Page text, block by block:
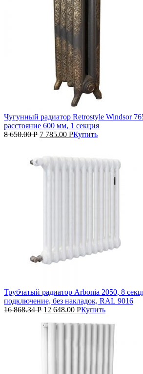
Чугунный радиатор Retrostyle Windsor
расстояние 600 мм, 1 секция
8 650.00Р 7 785.00 РКупить
Трубчатый радиатор Arbonia 2050, 8
подключение, без накладок, RAL 9016
16 868.34Р 12 648.00 РКупить